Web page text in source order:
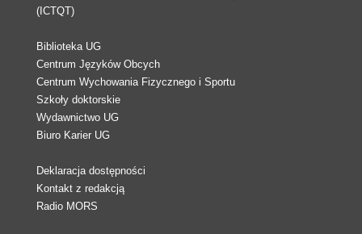
(ICTQT)
Biblioteka UG
Centrum Języków Obcych
Centrum Wychowania Fizycznego i Sportu
Szkoły doktorskie
Wydawnictwo UG
Biuro Karier UG
Deklaracja dostępności
Kontakt z redakcją
Radio MORS